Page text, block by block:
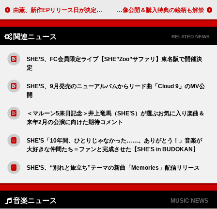
由薫、新作EPリリース日が決定 Netflixアニメ『BEASTARS FINAL SEASON』ED曲など収録 BRAHMAN、7thアルバム 『viraha』ティザー映像公開＆購入特典の絵柄も解禁
関連ニュース RELATED NEWS
SHE’S、FC会員限定ライブ【SHE”Zoo”サファリ】東名阪で開催決
定
SHE’S、9月発売のニューアルバムからリード曲「Cloud 9」のMV公
開
＜マルーン5来日記念＞井上竜馬（SHE’S）が選ぶお気に入り楽曲＆
来年2月の公演に向けた期待コメント
SHE'S「10年間、ひとりじゃなかった……。ありがとう！」音楽が
大好きな仲間たち＝ファンと完成させた【SHE'S in BUDOKAN】
SHE'S、“別れと旅立ち”テーマの新曲「Memories」配信リリース
音楽ニュース MUSIC NEWS